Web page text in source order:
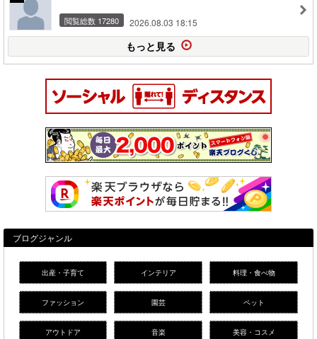
閲覧総数 17280 2026.08.03 18:15
もっと見る
ブログジャンル
出産・子育て インテリア 料理・食べ物
ファッション 園芸 ペット
アウトドア 音楽 美容・コスメ